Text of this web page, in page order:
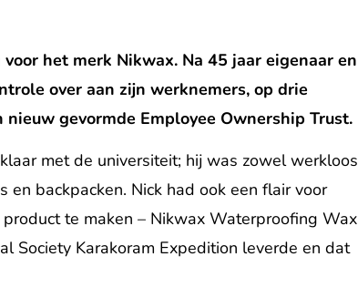
het merk Nikwax. Na 45 jaar eigenaar en
over aan zijn werknemers, op drie
gevormde Employee Ownership Trust.
met de universiteit; hij was zowel werkloos
backpacken. Nick had ook een flair voor
te maken – Nikwax Waterproofing Wax
Society Karakoram Expedition leverde en dat